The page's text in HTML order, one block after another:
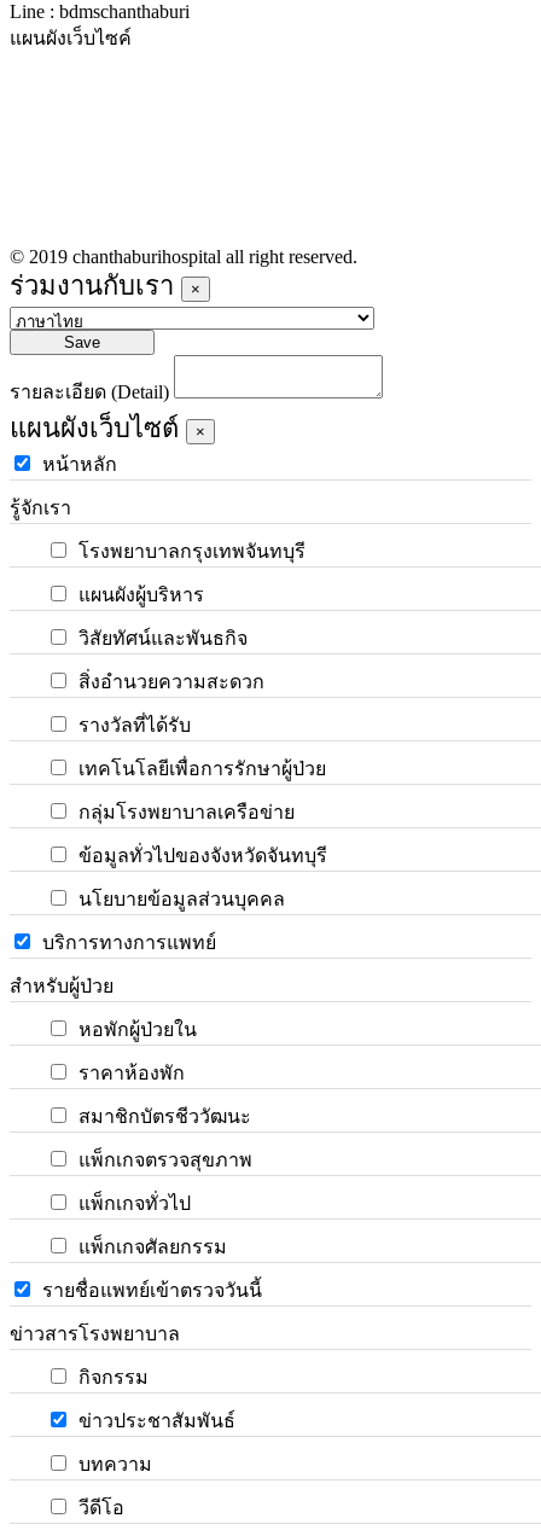
Line : bdmschanthaburi
แผนผังเว็บไซค์
© 2019 chanthaburihospital all right reserved.
ร่วมงานกับเรา ×
Save
รายละเอียด (Detail)
แผนผังเว็บไซต์ ×
หน้าหลัก
รู้จักเรา
โรงพยาบาลกรุงเทพจันทบุรี
แผนผังผู้บริหาร
วิสัยทัศน์และพันธกิจ
สิ่งอำนวยความสะดวก
รางวัลที่ได้รับ
เทคโนโลยีเพื่อการรักษาผู้ป่วย
กลุ่มโรงพยาบาลเครือข่าย
ข้อมูลทั่วไปของจังหวัดจันทบุรี
นโยบายข้อมูลส่วนบุคคล
บริการทางการแพทย์
สำหรับผู้ป่วย
หอพักผู้ป่วยใน
ราคาห้องพัก
สมาชิกบัตรชีววัฒนะ
แพ็กเกจตรวจสุขภาพ
แพ็กเกจทั่วไป
แพ็กเกจศัลยกรรม
รายชื่อแพทย์เข้าตรวจวันนี้
ข่าวสารโรงพยาบาล
กิจกรรม
ข่าวประชาสัมพันธ์
บทความ
วีดีโอ